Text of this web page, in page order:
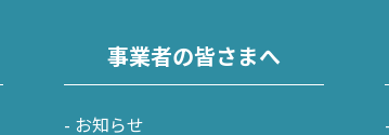
事業者の皆さまへ
お知らせ